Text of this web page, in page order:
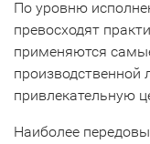
По уровню
превосходят
применяются
производственной
привлекательную
Наиболее